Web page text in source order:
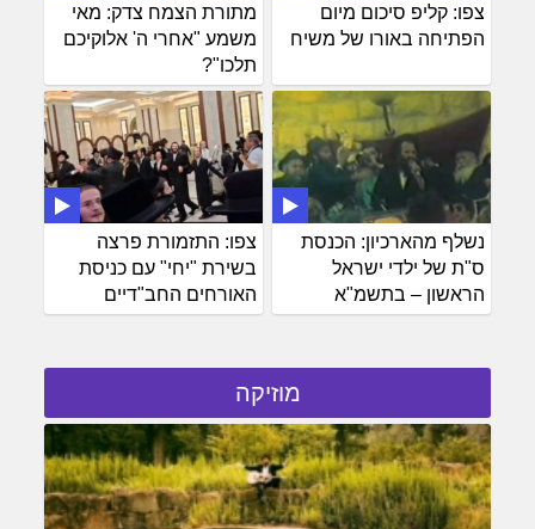
מתורת הצמח צדק: מאי
משמע "אחרי ה' אלוקיכם
תלכו"?
צפו: קליפ סיכום מיום
הפתיחה באורו של משיח
צפו: התזמורת פרצה
בשירת "יחי" עם כניסת
האורחים החב"דיים
נשלף מהארכיון: הכנסת
ס"ת של ילדי ישראל
הראשון – בתשמ"א
מוזיקה